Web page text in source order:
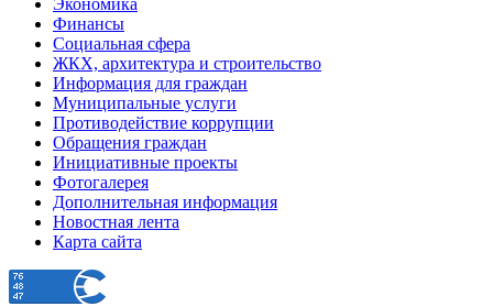
Экономика
Финансы
Социальная сфера
ЖКХ, архитектура и строительство
Информация для граждан
Муниципальные услуги
Противодействие коррупции
Обращения граждан
Инициативные проекты
Фотогалерея
Дополнительная информация
Новостная лента
Карта сайта